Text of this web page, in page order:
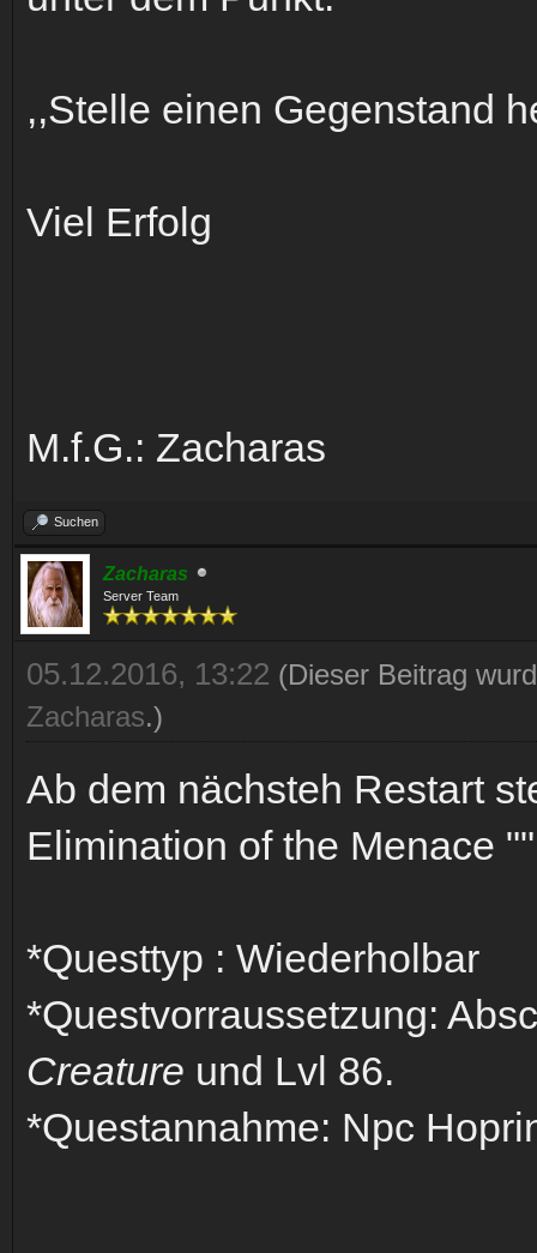
,,Stelle einen Gegenstand
Viel Erfolg
M.f.G.: Zacharas
Suchen
Zacharas
Server Team
05.12.2016, 13:22 (Dieser Beitrag
Zacharas.)
Ab dem nächsteh Restart
Elimination of the Menace
*Questtyp : Wiederholbar
*Questvorraussetzung:
Creature und Lvl 86.
*Questannahme: Npc